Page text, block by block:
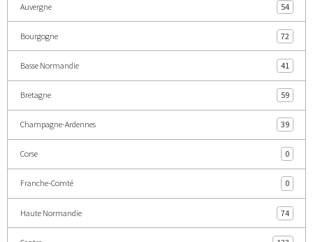
Auvergne 54
Bourgogne 72
Basse Normandie 41
Bretagne 59
Champagne-Ardennes 39
Corse 0
Franche-Comté 0
Haute Normandie 74